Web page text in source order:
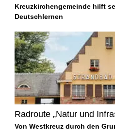
Kreuzkirchengemeinde hilft
Deutschlernen
Radroute „Natur und
Von Westkreuz durch den